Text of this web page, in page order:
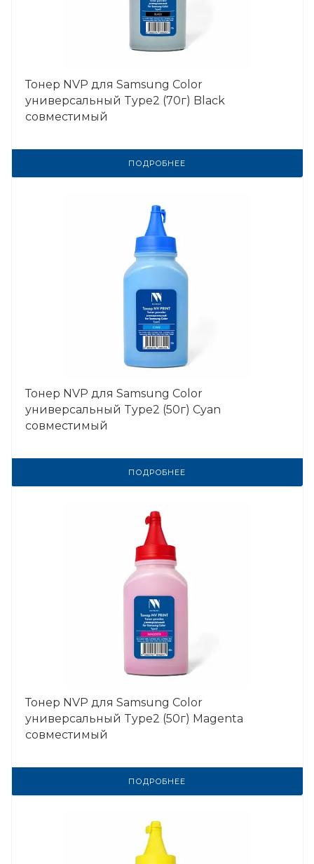
Тонер NVP для Samsung Color
универсальный Type2 (70г) Black
совместимый
ПОДРОБНЕЕ
Тонер NVP для Samsung Color
универсальный Type2 (50г) Cyan
совместимый
ПОДРОБНЕЕ
Тонер NVP для Samsung Color
универсальный Type2 (50г) Magenta
совместимый
ПОДРОБНЕЕ